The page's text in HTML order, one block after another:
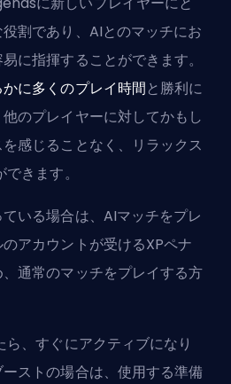
割であり、AIとのマッチにお
に指揮することができます。
かに多くのプレイ時間と勝利に
のプレイヤーに対してかもし
感じることなく、リラックス
きます。
いる場合は、AIマッチをプレ
アカウントが受けるXPペナ
通常のマッチをプレイする方
、すぐにアクティブになり
ストの場合は、使用する準備